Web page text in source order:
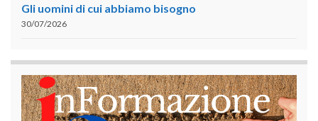
Gli uomini di cui abbiamo bisogno
30/07/2026